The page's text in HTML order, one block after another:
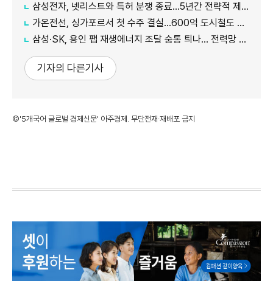
삼성전자, 넷리스트와 특허 분쟁 종료…5년간 전략적 제휴
가온전선, 싱가포르서 첫 수주 결실…600억 도시철도 케이블 공급
삼성·SK, 용인 팹 재생에너지 조달 숨통 틔나… 전력망 확충에 에너지 리스크 완화 기대
기자의 다른기사
©'5개국어 글로벌 경제신문' 아주경제. 무단전재·재배포 금지